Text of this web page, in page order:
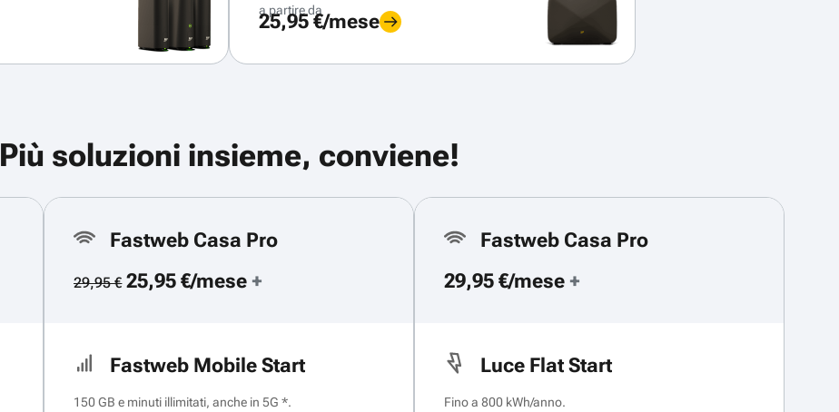
a partire da
25,95 €/mese
Più soluzioni insieme, conviene!
Fastweb Casa Pro
29,95 €25,95 €/mese +
Fastweb Mobile Start
150 GB e minuti illimitati, anche in 5G *.
Fastweb Casa Pro
29,95 €/mese +
Luce Flat Start
Fino a 800 kWh/anno.